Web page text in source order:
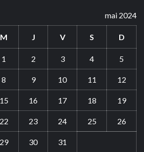
mai 2024
M J V S D
1 2 3 4 5
8 9 10 11 12
15 16 17 18 19
22 23 24 25 26
29 30 31